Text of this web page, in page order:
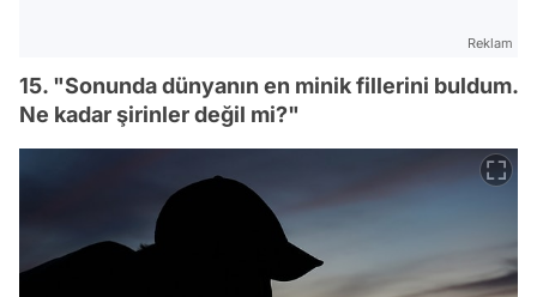
Reklam
15. "Sonunda dünyanın en minik fillerini buldum.
Ne kadar şirinler değil mi?"